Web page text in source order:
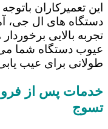
این تعمیرکاران
دستگاه های ال جی،
تجربه بالایی
عیوب دستگاه شما
طولانی برای عیب
خدمات پس از
تسوج